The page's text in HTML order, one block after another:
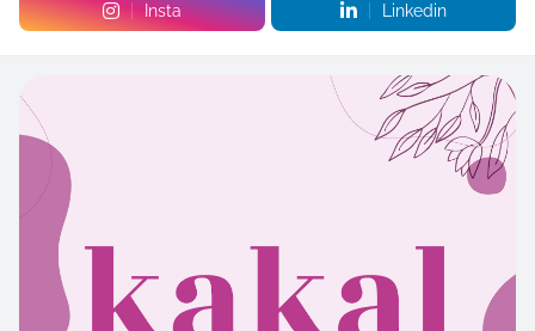
Insta Linkedin